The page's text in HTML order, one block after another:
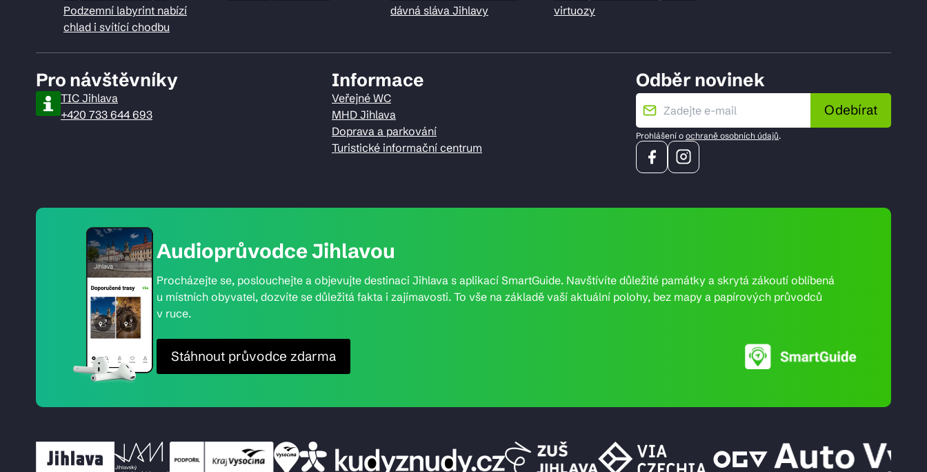
Podzemní labyrint nabízí
chlad i svítící chodbu
dávná sláva Jihlavy
virtuozy
Pro návštěvníky
TIC Jihlava
+420 733 644 693
Informace
Veřejné WC
MHD Jihlava
Doprava a parkování
Turistické informační centrum
Odběr novinek
Odebírat
Prohlášení o ochraně osobních údajů.
Audioprůvodce Jihlavou
Procházejte se, poslouchejte a objevujte destinaci Jihlava s aplikací SmartGuide. Navštívíte důležité památky a skrytá zákoutí oblíbená
u místních obyvatel, dozvíte se důležitá fakta i zajímavosti. To vše na základě vaší aktuální polohy, bez mapy a papírových průvodců
v ruce.
Stáhnout průvodce zdarma